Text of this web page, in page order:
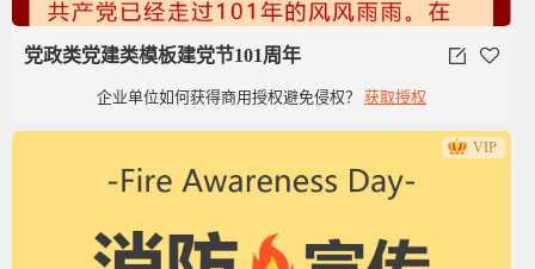
党政类党建类模板建党节101周年
企业单位如何获得商用授权避免侵权？ 获取授权
VIP